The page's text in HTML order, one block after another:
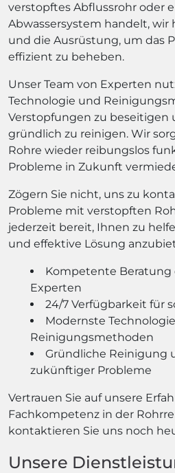
verstopftes Abflussrohr oder
Abwassersystem handelt, wir
und die Ausrüstung, um das
effizient zu beheben.
Unser Team von Experten
Technologie und
Verstopfungen zu beseitigen
gründlich zu reinigen. Wir
Rohre wieder reibungslos
Probleme in Zukunft
Zögern Sie nicht, uns zu
Probleme mit verstopften
jederzeit bereit, Ihnen zu
und effektive Lösung
Kompetente Beratung
Experten
24/7 Verfügbarkeit für
Modernste
Reinigungsmethoden
Gründliche Reinigung
zukünftiger Probleme
Vertrauen Sie auf unsere
Fachkompetenz in der
kontaktieren Sie uns noch
Unsere